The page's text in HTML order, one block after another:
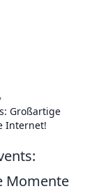
Großartige
Internet!
Momente